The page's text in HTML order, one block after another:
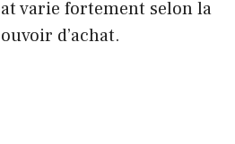
varie fortement selon la
d’achat.